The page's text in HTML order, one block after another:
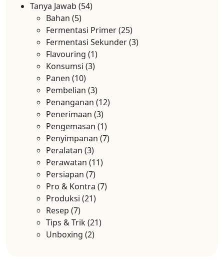
Tanya Jawab (54)
Bahan (5)
Fermentasi Primer(25)
Fermentasi Sekunder(3)
Flavouring (1)
Konsumsi (3)
Panen (10)
Pembelian (3)
Penanganan (12)
Penerimaan (3)
Pengemasan (1)
Penyimpanan (7)
Peralatan (3)
Perawatan (11)
Persiapan (7)
Pro & Kontra (7)
Produksi (21)
Resep (7)
Tips & Trik(21)
Unboxing (2)